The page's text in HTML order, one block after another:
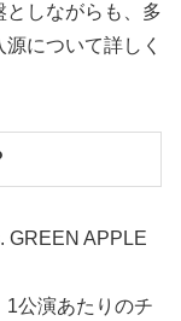
としながらも、多
について詳しく
GREEN APPLE
公演あたりのチ